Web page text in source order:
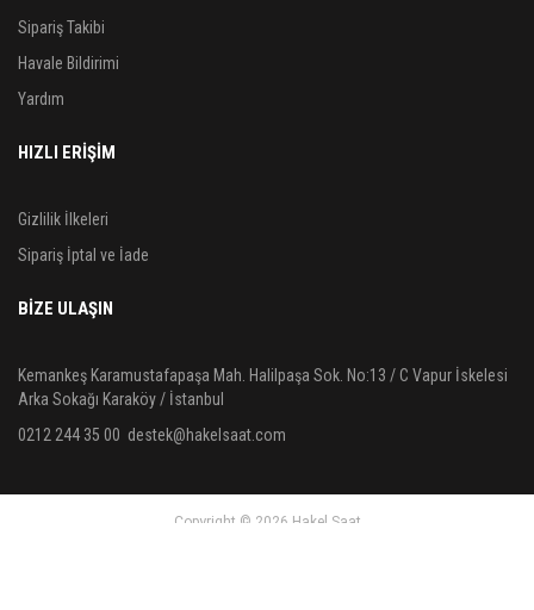
Sipariş Takibi
Havale Bildirimi
Yardım
HIZLI ERİŞİM
Gizlilik İlkeleri
Sipariş İptal ve İade
BIZE ULAŞIN
Kemankeş Karamustafapaşa Mah. Halilpaşa Sok. No:13 / C Vapur İskelesi
Arka Sokağı Karaköy / İstanbul
0212 244 35 00 destek@hakelsaat.com
Copyright © 2026 Hakel Saat